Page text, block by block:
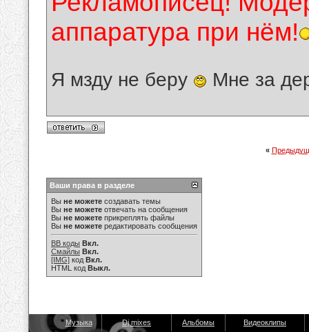
аппаратура при нём!
Я мзду не беру Мне за
«
Ваши права в разделе
Вы не можете создавать темы
Вы не можете отвечать на сообщения
Вы не можете прикреплять файлы
Вы не можете редактировать сообщения
BB коды Вкл.
Смайлы Вкл.
[IMG] код Вкл.
HTML код Выкл.
Музыка Dj mixes Альбомы Видеоклипы